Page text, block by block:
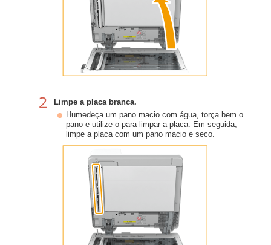
Limpe a placa branca.
Humedeça um pano macio com água, torça bem o
pano e utilize-o para limpar a placa. Em seguida,
limpe a placa com um pano macio e seco.